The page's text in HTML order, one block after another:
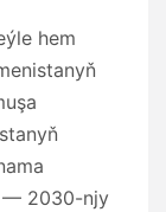
hem
— 2030-njy